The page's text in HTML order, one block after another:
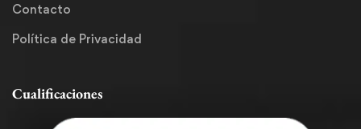
Contacto
Política de Privacidad
Cualificaciones